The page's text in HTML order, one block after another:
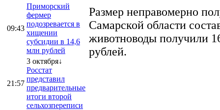
09:43
Приморский
фермер
подозревается в
хищении
субсидии в 14,6
млн рублей
21:57
3 октября↓
Росстат
представил
предварительные
итоги второй
сельхозпереписи
Размер неправомерно
Самарской области
животноводы получили
рублей.